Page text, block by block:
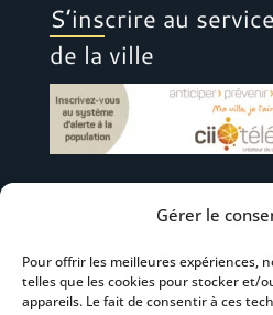
Gérer le
Pour offrir les meilleures expériences,
telles que les cookies pour stocker et/
appareils. Le fait de consentir à ces
S’inscrire au
de la ville
Suivez-nous